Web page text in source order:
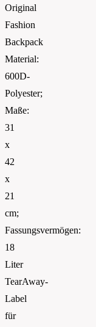
Original
Fashion
Backpack
Material:
600D-
Polyester;
Maße:
31
x
42
x
21
cm;
Fassungsvermögen:
18
Liter
TearAway-
Label
für